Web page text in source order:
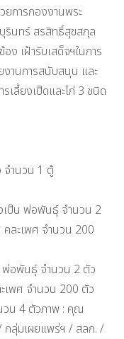
ยการกองงานพระ
รินทร์ สรสิทธิ์สุขสกุล
ง เฝ้ารับเสด็จฯในการ
านการสนับสนุน และ
เลี้ยงเป็ดและไก่ 3 ชนิด
จำนวน 1 ตู้
เป็น พ่อพันธุ์ จำนวน 2
ละเพศ จำนวน 200
พ่อพันธุ์ จำนวน 2 ตัว
เพศ จำนวน 200 ตัว
วน 4 ตัวภาพ : คุณ
กลุ่มเผยแพร่ฯ / สลก. /